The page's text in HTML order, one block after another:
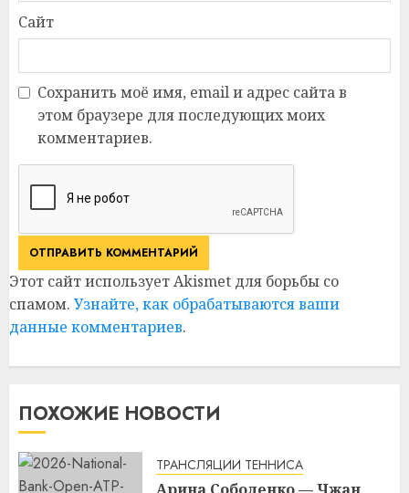
Сайт
Сохранить моё имя, email и адрес сайта в
этом браузере для последующих моих
комментариев.
Этот сайт использует Akismet для борьбы со
спамом. Узнайте, как обрабатываются ваши
данные комментариев.
ПОХОЖИЕ НОВОСТИ
ТРАНСЛЯЦИИ ТЕННИСА